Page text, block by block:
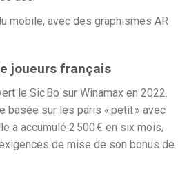
mobile, avec des graphismes AR
joueurs français
le Sic Bo sur Winamax en 2022.
basée sur les paris « petit » avec
a accumulé 2 500 € en six mois,
de mise de son bonus de